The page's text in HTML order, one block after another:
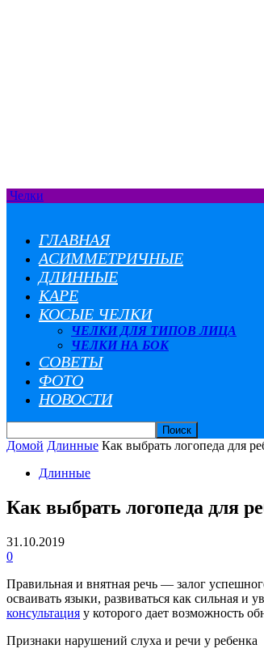
Челки
ГЛАВНАЯ
АСИММЕТРИЧНЫЕ
ДЛИННЫЕ
КАРЕ
КОСЫЕ ЧЕЛКИ
ЧЕЛКИ ДЛЯ ТИПОВ ЛИЦА
ЧЕЛКИ НА БОК
СОВЕТЫ
ФОТО
НОВОСТИ
Домой Длинные Как выбрать логопеда для
Длинные
Как выбрать логопеда для
31.10.2019
0
Правильная и внятная речь — залог
осваивать языки, развиваться как сильная
консультация у которого дает возможность
Признаки нарушений слуха и речи у ребенка